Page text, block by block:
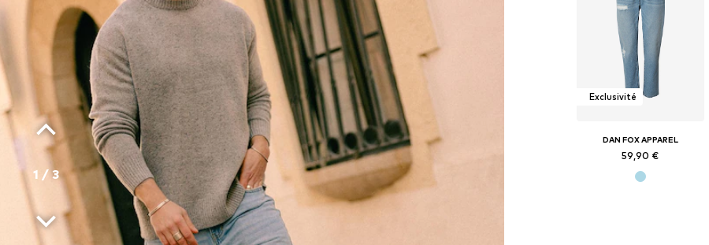
1 / 3
Exclusivité
DAN FOX APPAREL
59,90 €